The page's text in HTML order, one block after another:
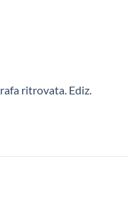
ritrovata. Ediz.